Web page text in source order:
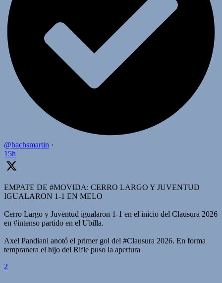
@bachsmartin ·
15h
EMPATE DE #MOVIDA: CERRO LARGO Y JUVENTUD
IGUALARON 1-1 EN MELO
Cerro Largo y Juventud igualaron 1-1 en el inicio del Clausura 2026
en #intenso partido en el Ubilla.
Axel Pandiani anotó el primer gol del #Clausura 2026. En forma
tempranera el hijo del Rifle puso la apertura
2